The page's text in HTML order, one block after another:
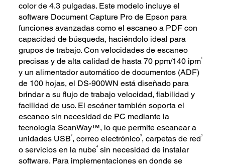
color de 4.3 pulgadas. Este modelo incluye el
software Document Capture Pro de Epson para
funciones avanzadas como el escaneo a PDF con
capacidad de búsqueda, haciéndolo ideal para
grupos de trabajo. Con velocidades de escaneo
precisas y de alta calidad de hasta 70 ppm/140 ipm1
y un alimentador automático de documentos (ADF)
de 100 hojas, el DS-900WN está diseñado para
brindar a su flujo de trabajo velocidad, fiabilidad y
facilidad de uso. El escáner también soporta el
escaneo sin necesidad de PC mediante la
tecnología ScanWay™, lo que permite escanear a
unidades USB2, correo electrónico3, carpetas de red3
o servicios en la nube4 sin necesidad de instalar
software. Para implementaciones en donde se